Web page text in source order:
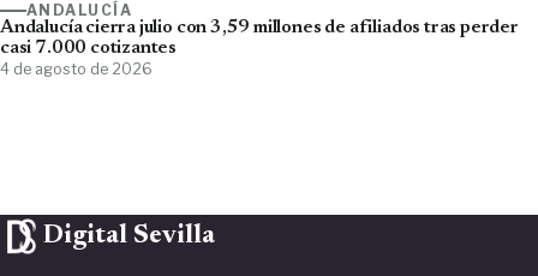
ANDALUCÍA
Andalucía cierra julio con 3,59 millones de afiliados tras perder
casi 7.000 cotizantes
4 de agosto de 2026
Digital Sevilla